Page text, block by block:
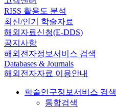
RISS 활용도 분석
최신/인기 학술자료
해외자료신청(E-DDS)
공지사항
해외전자정보서비스 검색
Databases & Journals
해외전자자료 이용안내
학술연구정보서비스 검색
통합검색